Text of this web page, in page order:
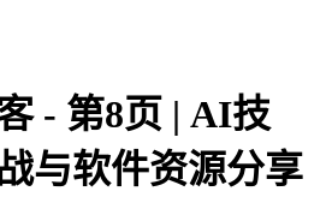
- 第8页 | AI技
与软件资源分享